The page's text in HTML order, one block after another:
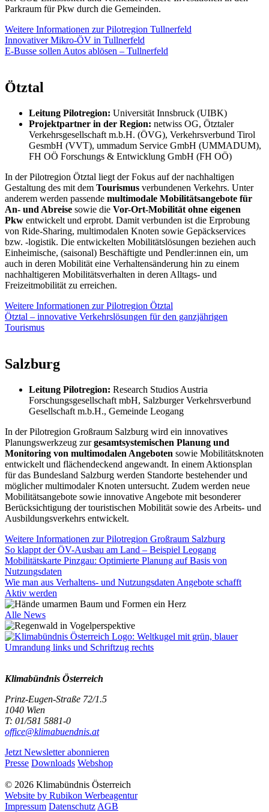
Parkraum für Pkw durch die Gemeinden.
Weitere Informationen zur Pilotregion Tullnerfeld
Innovativer Mikro-ÖV in Tullnerfeld
E-Busse sollen Autos ablösen – Tullnerfeld
Ötztal
Leitung Pilotregion: Universität Innsbruck (UIBK)
Projektpartner in der Region: netwiss OG, Ötztaler
Verkehrsgesellschaft m.b.H. (ÖVG), Verkehrsverbund Tirol
GesmbH (VVT), ummadum Service GmbH (UMMADUM),
FH OÖ Forschungs & Entwicklung GmbH (FH OÖ)
In der Pilotregion Ötztal liegt der Fokus auf der nachhaltigen
Gestaltung des mit dem Tourismus verbundenen Verkehrs. Unter
anderem werden passende multimodale Mobilitätsangebote für
An- und Abreise sowie die Vor-Ort-Mobilität ohne eigenen
Pkw entwickelt und erprobt. Damit verbunden ist die Erprobung
von Ride-Sharing, multimodalen Knoten sowie Gepäckservices
bzw. -logistik. Die entwickelten Mobilitätslösungen beziehen auch
Einheimische, (saisonal) Beschäftigte und Pendler:innen ein, um
auch in deren Mobilität eine Verhaltensänderung hin zu einem
nachhaltigeren Mobilitätsverhalten in deren Alltags- und
Freizeitmobilität zu erreichen.
Weitere Informationen zur Pilotregion Ötztal
Ötztal – innovative Verkehrslösungen für den ganzjährigen
Tourismus
Salzburg
Leitung Pilotregion: Research Studios Austria
Forschungsgesellschaft mbH, Salzburger Verkehrsverbund
Gesellschaft m.b.H., Gemeinde Leogang
In der Pilotregion Großraum Salzburg wird ein innovatives
Planungswerkzeug zurgesamtsystemischen Planung und
Monitoring von multimodalen Angeboten sowie Mobilitätsknoten
entwickelt und flächendeckend angewandt. In einem Aktionsplan
für das Bundesland Salzburg werden Standorte bestehender und
möglicher multimodaler Knoten untersucht. Zudem werden neue
Mobilitätsangebote sowie innovative Angebote mit besonderer
Berücksichtigung der touristischen Mobilität sowie des Arbeits- und
Ausbildungsverkehrs entwickelt.
Weitere Informationen zur Pilotregion Großraum Salzburg
So klappt der ÖV-Ausbau am Land – Beispiel Leogang
Mobilitätskarte Pinzgau: Optimierte Planung auf Basis von
Nutzungsdaten
Wie man aus Verhaltens- und Nutzungsdaten Angebote schafft
Aktiv werden
Alle News
Klimabündnis Österreich
Prinz-Eugen-Straße 72/1.5
1040 Wien
T: 01/581 5881-0
office@klimabuendnis.at
Jetzt Newsletter abonnieren
Presse Downloads Webshop
© 2026 Klimabündnis Österreich
Website by Rubikon Werbeagentur
Impressum Datenschutz AGB